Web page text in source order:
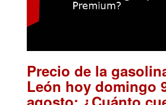
Precio de la
León hoy domingo